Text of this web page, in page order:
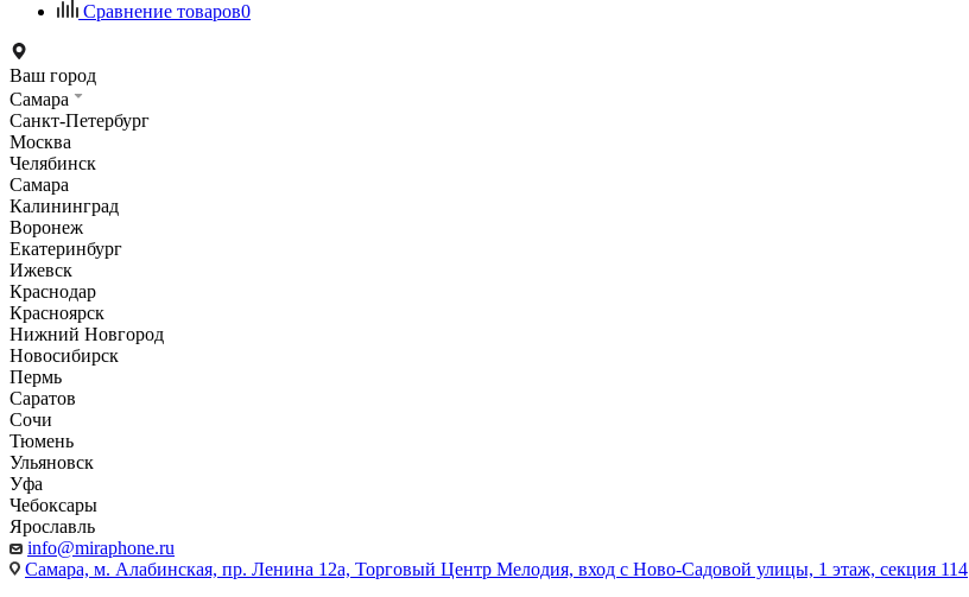
Сравнение товаров0
Ваш город
Самара
Санкт-Петербург
Москва
Челябинск
Самара
Калининград
Воронеж
Екатеринбург
Ижевск
Краснодар
Красноярск
Нижний Новгород
Новосибирск
Пермь
Саратов
Сочи
Тюмень
Ульяновск
Уфа
Чебоксары
Ярославль
info@miraphone.ru
Самара, м. Алабинская, пр. Ленина 12а, Торговый Центр Мелодия, вход с Ново-Садовой улицы, 1 этаж, секция 114